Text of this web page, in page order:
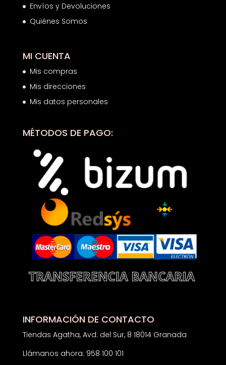
Envíos y Devoluciones
Quiénes Somos
MI CUENTA
Mis compras
Mis direcciones
Mis datos personales
MÉTODOS DE PAGO:
INFORMACIÓN DE CONTACTO
Tiendas Agatha, Avd. del Sur, 8 18014 Granada
Llámanos ahora: 958 100 101